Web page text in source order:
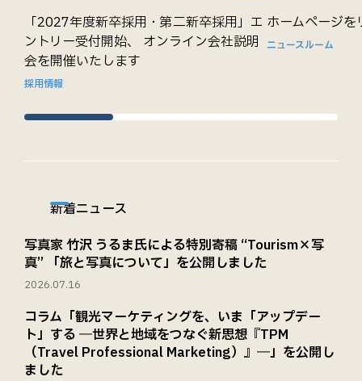
「2027年度新卒採用・第二新卒採用」エ
ントリー受付開始、 オンライン会社説明
会を開催いたします
採用情報
ホームページ
ニュースルーム
新着ニュース
写真家 竹沢 うるま氏による特別寄稿 “Tourism×写
真” 「旅と写真について」を公開しました
2026.07.16
コラム「観光マーケティングを、いま「アップデー
ト」する ―世界と地域をつなぐ新思想『TPM
（Travel Professional Marketing）』―」を公開し
ました